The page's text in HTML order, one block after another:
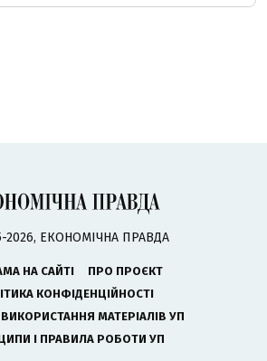
2026, ЕКОНОМІЧНА ПРАВДА
НА САЙТІ
ПРО ПРОЄКТ
КОНФІДЕНЦІЙНОСТІ
МАТЕРІАЛІВ УП
І ПРАВИЛА РОБОТИ УП